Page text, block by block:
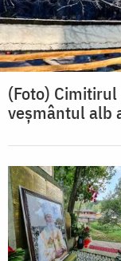
(Foto)
veșmântul alb